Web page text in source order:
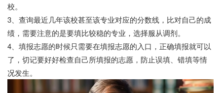
校。
3、查询最近几年该校甚至该专业对应的分数线，比对自己的成
绩，需要注意的是要填比较稳的专业，选择服从调剂。
4、填报志愿的时候只需要在填报志愿的入口，正确填报就可以
了，切记要好好检查自己所填报的志愿，防止误填、错填等情
况发生。